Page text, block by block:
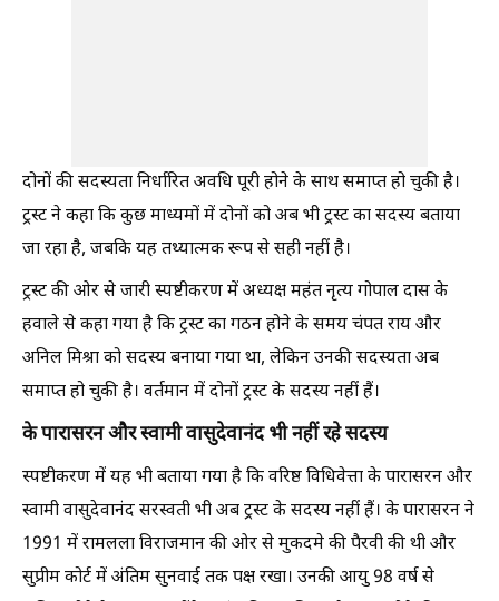
दोनों की सदस्यता निर्धारित अवधि पूरी होने के साथ समाप्त हो चुकी है।
ट्रस्ट ने कहा कि कुछ माध्यमों में दोनों को अब भी ट्रस्ट का सदस्य बताया
जा रहा है, जबकि यह तथ्यात्मक रूप से सही नहीं है।
ट्रस्ट की ओर से जारी स्पष्टीकरण में अध्यक्ष महंत नृत्य गोपाल दास के
हवाले से कहा गया है कि ट्रस्ट का गठन होने के समय चंपत राय और
अनिल मिश्रा को सदस्य बनाया गया था, लेकिन उनकी सदस्यता अब
समाप्त हो चुकी है। वर्तमान में दोनों ट्रस्ट के सदस्य नहीं हैं।
के पारासरन और स्वामी वासुदेवानंद भी नहीं रहे सदस्य
स्पष्टीकरण में यह भी बताया गया है कि वरिष्ठ विधिवेत्ता के पारासरन और
स्वामी वासुदेवानंद सरस्वती भी अब ट्रस्ट के सदस्य नहीं हैं। के पारासरन ने
1991 में रामलला विराजमान की ओर से मुकदमे की पैरवी की थी और
सुप्रीम कोर्ट में अंतिम सुनवाई तक पक्ष रखा। उनकी आयु 98 वर्ष से